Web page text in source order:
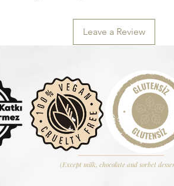
Leave a Review
(Except milk, chocolate and sorbet